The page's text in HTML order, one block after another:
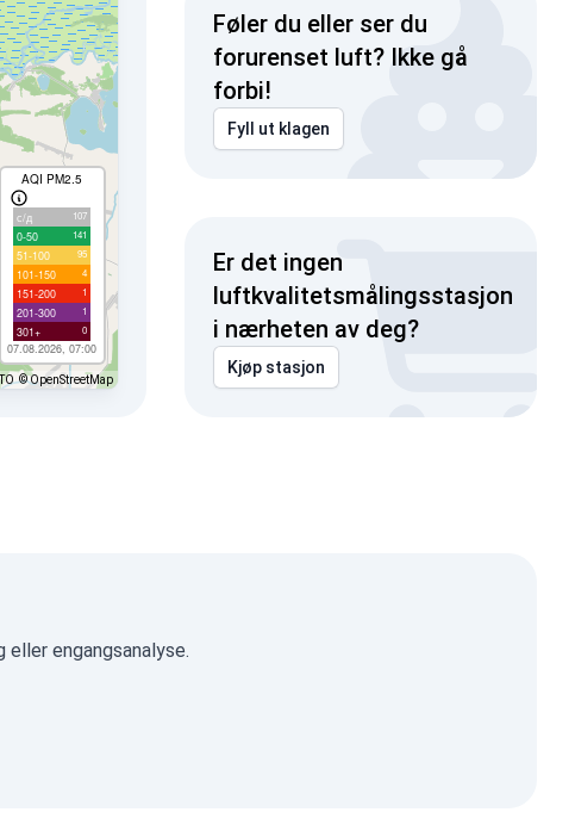
AQI PM2.5
с/д 107
0-50 141
51-100 95
101-150 4
151-200 1
201-300 1
301+ 0
07.08.2026, 07:00
© OpenStreetMap
Føler du eller ser du
forurenset luft? Ikke gå
forbi!
Fyll ut klagen
Er det ingen
luftkvalitetsmålingsstasjon
i nærheten av deg?
Kjøp stasjon
engangsanalyse.